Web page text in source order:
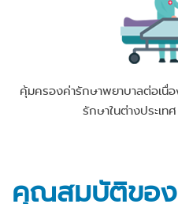
คุ้มครองค่ารักษาพยาบาลต่อเนื่อ
รักษาในต่างประเ
คุณสมบัติขอ